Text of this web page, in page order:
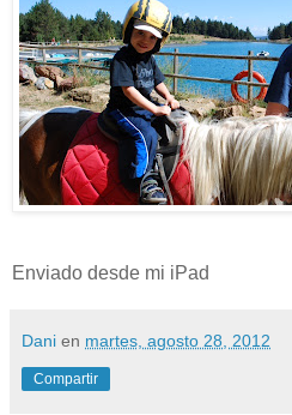
Enviado desde mi iPad
Dani en martes, agosto 28, 2012
Compartir